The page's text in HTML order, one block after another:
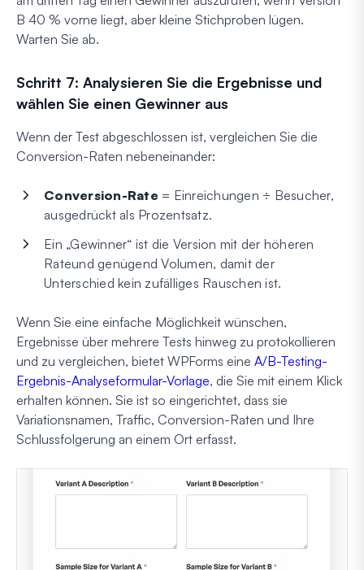
B 40 % vorne liegt, aber kleine Stichproben lügen.
Warten Sie ab.
Schritt 7: Analysieren Sie die Ergebnisse und
wählen Sie einen Gewinner aus
Wenn der Test abgeschlossen ist, vergleichen Sie die
Conversion-Raten nebeneinander:
Conversion-Rate = Einreichungen ÷ Besucher,
ausgedrückt als Prozentsatz.
Ein „Gewinner“ ist die Version mit der höheren
Rateund genügend Volumen, damit der
Unterschied kein zufälliges Rauschen ist.
Wenn Sie eine einfache Möglichkeit wünschen,
Ergebnisse über mehrere Tests hinweg zu protokollieren
und zu vergleichen, bietet WPForms eine A/B-Testing-
Ergebnis-Analyseformular-Vorlage, die Sie mit einem Klick
erhalten können. Sie ist so eingerichtet, dass sie
Variationsnamen, Traffic, Conversion-Raten und Ihre
Schlussfolgerung an einem Ort erfasst.